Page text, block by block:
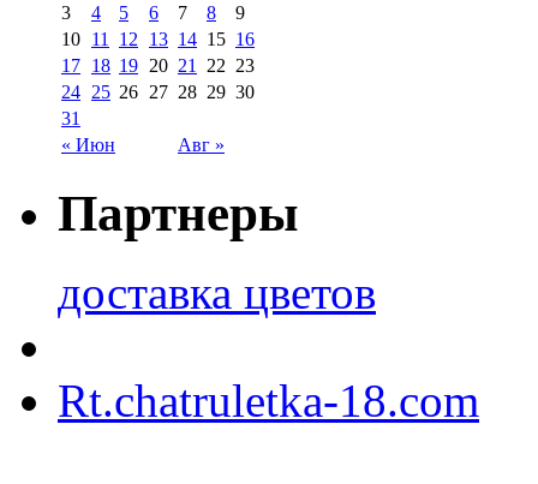
« Июн Авг »
3
4 5 6 7 8
9
10 11 12 13 14 15 16
17 18 19 20 21 22 23
24 25 26 27 28 29 30
31
Партнеры
доставка цветов
Rt.chatruletka-18.com